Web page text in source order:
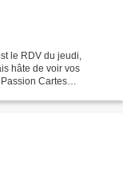
le RDV du jeudi,
hâte de voir vos
Cartes